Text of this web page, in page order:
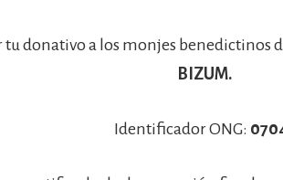
tu donativo a los monjes benedictinos
BIZUM.
Identificador ONG: